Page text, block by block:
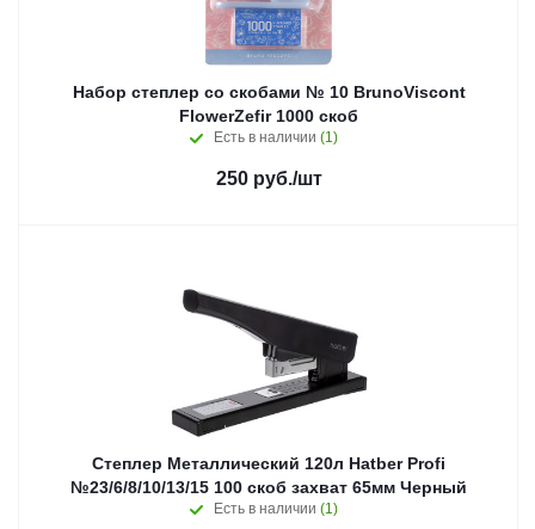
Набор степлер со скобами № 10 BrunoViscont
FlowerZefir 1000 скоб
Есть в наличии (1)
250руб./шт
Степлер Металлический 120л Hatber Profi
№23/6/8/10/13/15 100 скоб захват 65мм Черный
Есть в наличии (1)